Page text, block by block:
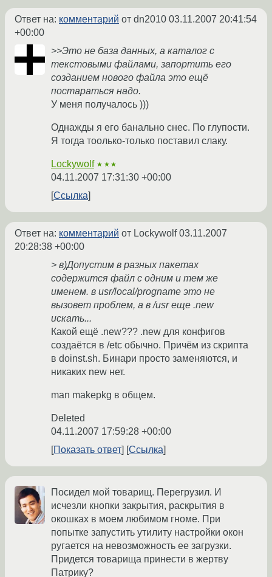
Ответ на: комментарий от dn2010 03.11.2007 20:41:54
+00:00
>>Это не база данных, а каталог с
текстовыми файлами, запортить его
созданием нового файла это ещё
постараться надо.
У меня получалось )))
Однажды я его банально снес. По глупости.
Я тогда тоолько-только поставил слаку.
Lockywolf ★★★
04.11.2007 17:31:30 +00:00
Ссылка
Ответ на: комментарий от Lockywolf03.11.2007
20:28:38 +00:00
> в)Допустим в разных пакетах
содержится файл с одним и тем же
именем. в usr/local/progname это не
вызовет проблем, а в /usr еще .new
искать...
Какой ещё .new??? .new для конфигов
создаётся в /etc обычно. Причём из скрипта
в doinst.sh. Бинари просто заменяются, и
никаких new нет.
man makepkg в общем.
Deleted
04.11.2007 17:59:28 +00:00
Показать ответ
Ссылка
Посидел мой товарищ. Перегрузил. И
исчезли кнопки закрытия, раскрытия в
окошках в моем любимом гноме. При
попытке запустить утилиту настройки окон
ругается на невозможность ее загрузки.
Придется товарища принести в жертву
Патрику?